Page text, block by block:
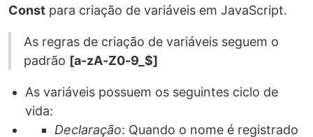
Const para criação de variáveis em JavaScript.
As regras de criação de variáveis seguem o
padrão [a-zA-Z0-9_$]
As variáveis possuem os seguintes ciclo de
vida:
Declaração: Quando o nome é registrado